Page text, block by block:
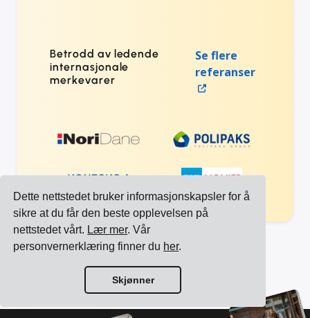
Dette nettstedet bruker informasjonskapsler for å
sikre at du får den beste opplevelsen på
nettstedet vårt. Lær mer. Vår
personvernerklæring finner du her.
Skjønner
Betrodd av ledende
internasjonale
merkevarer
Se flere
referanser
Se alle integrasjoner